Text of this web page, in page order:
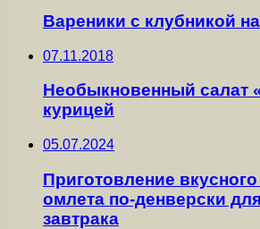
Вареники с клубникой
07.11.2018
Необыкновенный салат
курицей
05.07.2024
Приготовление
омлета по-денверски
завтрака